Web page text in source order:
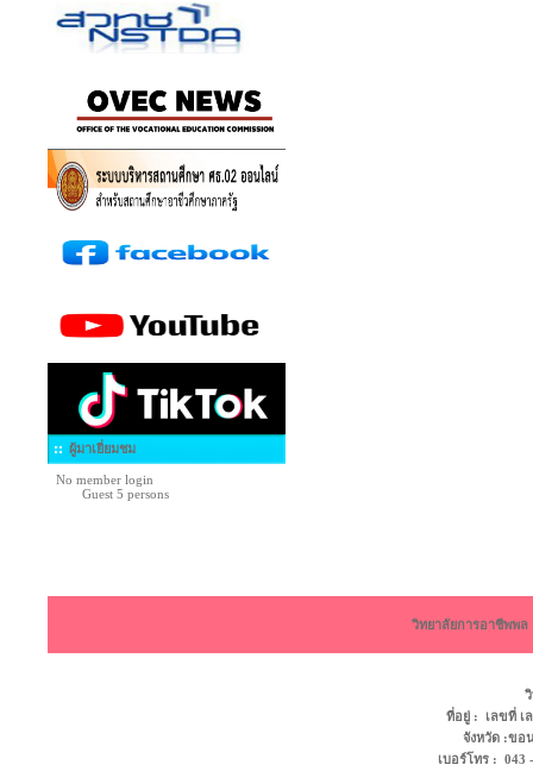
ผู้มาเยี่ยมชม
No member login
Guest 5 persons
วิทยาลัยการอาชีพพ
ที่อยู่ : เลขที่ เ
จังหวัด :ข
เบอร์โทร :